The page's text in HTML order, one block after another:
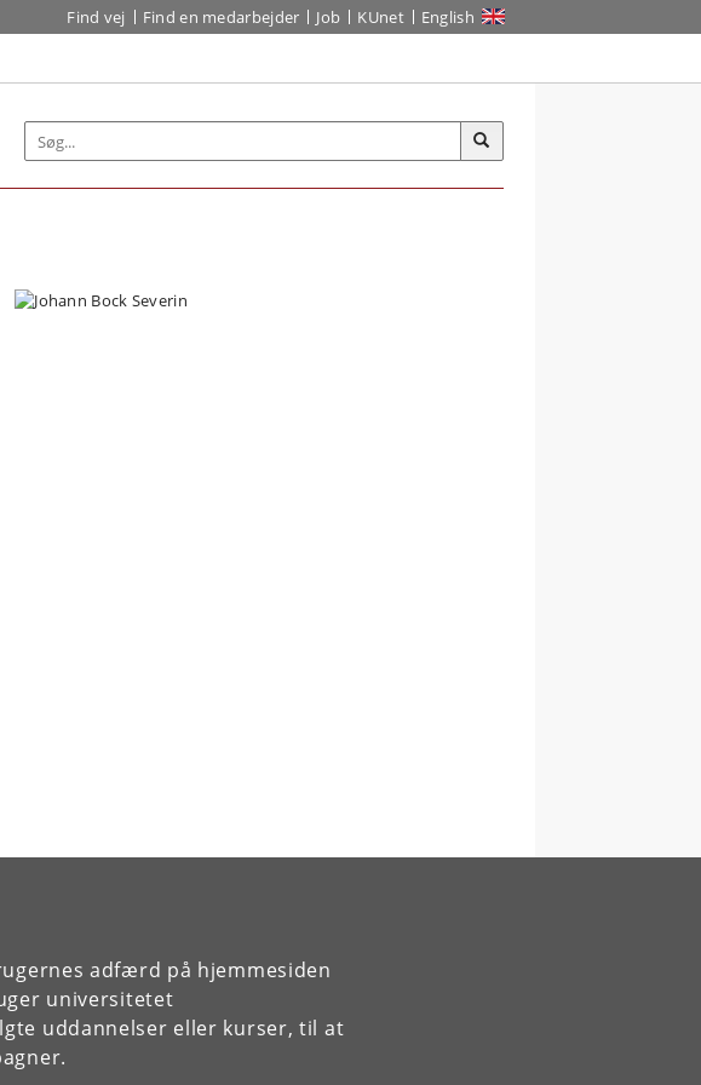
adfærd på hjemmesiden
universitetet
uddannelser eller kurser, til at
Find vej Find en medarbejder Job KUnet English